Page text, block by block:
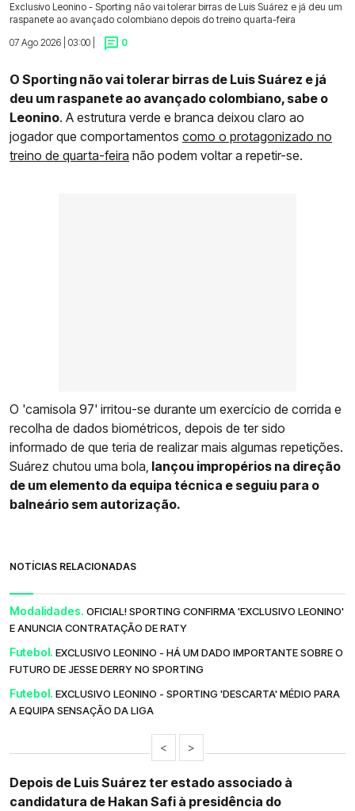
Exclusivo Leonino - Sporting não vai tolerar birras de Luis Suárez e já deu um
raspanete ao avançado colombiano depois do treino quarta-feira
07 Ago 2026 | 03:00 |
0
O Sporting não vai tolerar birras de Luis Suárez e já
deu um raspanete ao avançado colombiano, sabe o
Leonino. A estrutura verde e branca deixou claro ao
jogador que comportamentos como o protagonizado no
treino de quarta-feira não podem voltar a repetir-se.
O 'camisola 97' irritou-se durante um exercício de corrida e
recolha de dados biométricos, depois de ter sido
informado de que teria de realizar mais algumas repetições.
Suárez chutou uma bola, lançou impropérios na direção
de um elemento da equipa técnica e seguiu para o
balneário sem autorização.
NOTÍCIAS RELACIONADAS
Modalidades. OFICIAL! SPORTING CONFIRMA 'EXCLUSIVO LEONINO'
E ANUNCIA CONTRATAÇÃO DE RATY
Futebol. EXCLUSIVO LEONINO - HÁ UM DADO IMPORTANTE SOBRE O
FUTURO DE JESSE DERRY NO SPORTING
Futebol. EXCLUSIVO LEONINO - SPORTING 'DESCARTA' MÉDIO PARA
A EQUIPA SENSAÇÃO DA LIGA
< >
Depois de Luis Suárez ter estado associado à
candidatura de Hakan Safi à presidência do